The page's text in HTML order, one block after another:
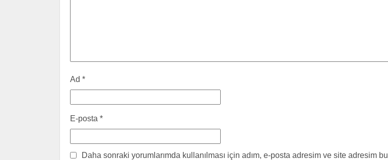
Ad *
E-posta *
Daha sonraki yorumlarımda kullanılması için adım, e-posta adresim ve site adresim bu